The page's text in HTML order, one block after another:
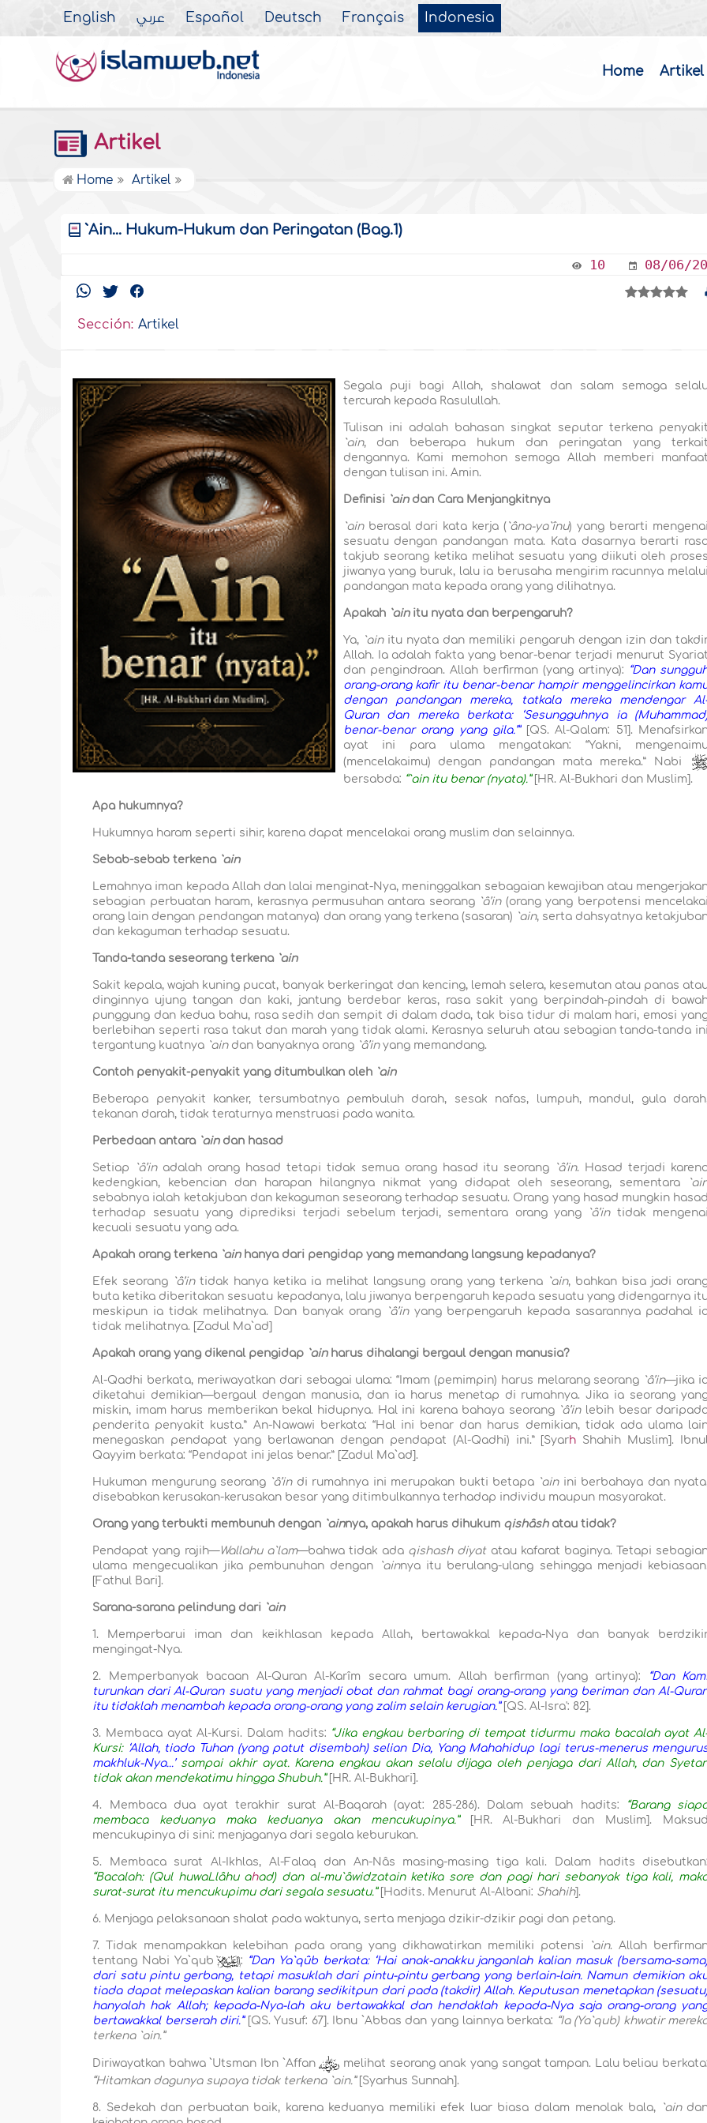
English عربي Español Deutsch Français Indonesia
Home Artikel
Artikel
Home Artikel
`Ain... Hukum-Hukum dan Peringatan (Bag.1)
10 08/06/
Sección: Artikel
Segala puji bagi Allah, shalawat dan salam semoga
tercurah kepada Rasulullah.
Tulisan ini adalah bahasan singkat seputar terkena penyakit
`ain, dan beberapa hukum dan peringatan yang terkait
dengannya. Kami memohon semoga Allah memberi manfaat
dengan tulisan ini. Amin.
Definisi `aindan Cara Menjangkitnya
`ain berasal dari kata kerja ( `âna-ya`înu) yang berarti mengenai
sesuatu dengan pandangan mata. Kata dasarnya berarti
takjub seorang ketika melihat sesuatu yang diikuti oleh proses
jiwanya yang buruk, lalu ia berusaha mengirim racunnya melalui
pandangan mata kepada orang yang dilihatnya.
Apakah `ainitu nyata dan berpengaruh?
Ya, `ainitu nyata dan memiliki pengaruh dengan izin dan
Allah. Ia adalah fakta yang benar-benar terjadi menurut Syariat
dan pengindraan. Allah berfirman (yang artinya): “Dan
orang-orang kafir itu benar-benar hampir menggelincirkan
dengan pandangan mereka, tatkala mereka mendengar
Quran dan mereka berkata: ‘Sesungguhnya ia
benar-benar orang yang gila.’”
[QS. Al-Qalam: 51].
ayat ini para ulama mengatakan: “Yakni,
(mencelakaimu) dengan pandangan mata mereka.” Nabi
bersabda: “`ain itu benar (nyata).”[HR. Al-Bukhari dan Muslim].
Apa hukumnya?
Hukumnya haram seperti sihir, karena dapat mencelakai orang muslim dan selainnya.
Sebab-sebab terkena `ain
Lemahnya iman kepada Allah dan lalai menginat-Nya, meninggalkan sebagaian kewajiban atau
sebagian perbuatan haram, kerasnya permusuhan antara seorang `â’in(orang yang berpotensi mencelakai
orang lain dengan pendangan matanya) dan orang yang terkena (sasaran) `ain, serta dahsyatnya
dan kekaguman terhadap sesuatu.
Tanda-tanda seseorang terkena `ain
Sakit kepala, wajah kuning pucat, banyak berkeringat dan kencing, lemah selera, kesemutan atau panas
dinginnya ujung tangan dan kaki, jantung berdebar keras, rasa sakit yang berpindah-pindah di
punggung dan kedua bahu, rasa sedih dan sempit di dalam dada, tak bisa tidur di malam hari, emosi
berlebihan seperti rasa takut dan marah yang tidak alami. Kerasnya seluruh atau sebagian tanda-tanda ini
tergantung kuatnya `aindan banyaknya orang `â’inyang memandang.
Contoh penyakit-penyakit yang ditumbulkan oleh `ain
Beberapa penyakit kanker, tersumbatnya pembuluh darah, sesak nafas, lumpuh, mandul, gula
tekanan darah, tidak teraturnya menstruasi pada wanita.
Perbedaan antara `aindan hasad
Setiap `â’inadalah orang hasad tetapi tidak semua orang hasad itu seorang `â’in. Hasad terjadi
kedengkian, kebencian dan harapan hilangnya nikmat yang didapat oleh seseorang, sementara
sebabnya ialah ketakjuban dan kekaguman seseorang terhadap sesuatu. Orang yang hasad mungkin hasad
terhadap sesuatu yang diprediksi terjadi sebelum terjadi, sementara orang yang
`â’intidak mengenai
kecuali sesuatu yang ada.
Apakah orang terkena `ainhanya dari pengidap yang memandang langsung kepadanya?
Efek seorang `â’intidak hanya ketika ia melihat langsung orang yang terkena `ain, bahkan bisa jadi
buta ketika diberitakan sesuatu kepadanya, lalu jiwanya berpengaruh kepada sesuatu yang didengarnya
meskipun ia tidak melihatnya. Dan banyak orang
`â’inyang berpengaruh kepada sasarannya padahal
tidak melihatnya. [Zadul Ma`ad]
Apakah orang yang dikenal pengidap `ainharus dihalangi bergaul dengan manusia?
Al-Qadhi berkata, meriwayatkan dari sebagai ulama: “Imam (pemimpin) harus melarang seorang `â’in—jika
diketahui demikian—bergaul dengan manusia, dan ia harus menetap di rumahnya. Jika ia seorang
miskin, imam harus memberikan bekal hidupnya. Hal ini karena bahaya seorang `â’inlebih besar
penderita penyakit kusta.” An-Nawawi berkata: “Hal ini benar dan harus demikian, tidak ada ulama
menegaskan pendapat yang berlawanan dengan pendapat (Al-Qadhi) ini.” [Syarh Shahih Muslim].
Qayyim berkata: “Pendapat ini jelas benar.” [Zadul Ma`ad].
Hukuman mengurung seorang `â’indi rumahnya ini merupakan bukti betapa `ainini berbahaya dan
disebabkan kerusakan-kerusakan besar yang ditimbulkannya terhadap individu maupun masyarakat.
Orang yang terbukti membunuh dengan `ainnya, apakah harus dihukum qishâshatau tidak?
Pendapat yang rajih—Wallahu a`lam—bahwa tidak ada qishash diyatatau kafarat baginya. Tetapi
ulama mengecualikan jika pembunuhan dengan
`ainnya itu berulang-ulang sehingga menjadi kebiasaan.
[Fathul Bari ].
Sarana-sarana pelindung dari `ain
1. Memperbarui iman dan keikhlasan kepada Allah, bertawakkal kepada-Nya dan banyak
mengingat-Nya.
2. Memperbanyak bacaan Al-Quran Al-Karîm secara umum. Allah berfirman (yang artinya):
“Dan
turunkan dari Al-Quran suatu yang menjadi obat dan rahmat bagi orang-orang yang beriman dan Al-
itu tidaklah menambah kepada orang-orang yang zalim selain kerugian.” [QS. Al-Isra': 82].
3. Membaca ayat Al-Kursi. Dalam hadits: “Jika engkau berbaring di tempat tidurmu maka bacalah ayat
Kursi: ‘Allah, tiada Tuhan (yang patut disembah) selian Dia, Yang Mahahidup lagi terus-menerus
makhluk-Nya...’sampai akhir ayat. Karena engkau akan selalu dijaga oleh penjaga dari Allah, dan
tidak akan mendekatimu hingga Shubuh.”[HR. Al-Bukhari].
4. Membaca dua ayat terakhir surat Al-Baqarah (ayat: 285-286). Dalam sebuah hadits:
“Barang
membaca keduanya maka keduanya akan mencukupinya.”[HR. Al-Bukhari dan Muslim]. Maksud
mencukupinya di sini: menjaganya dari segala keburukan.
5. Membaca surat Al-Ikhlas, Al-Falaq dan An-Nâs masing-masing tiga kali. Dalam hadits disebutkan:
“Bacalah: (Qul huwaLlâhu ahad) dan al-mu`âwidzatain ketika sore dan pagi hari sebanyak tiga kali,
surat-surat itu mencukupimu dari segala sesuatu.”[Hadits. Menurut Al-Albani: Shahih].
6. Menjaga pelaksanaan shalat pada waktunya, serta menjaga dzikir-dzikir pagi dan petang.
7. Tidak menampakkan kelebihan pada orang yang dikhawatirkan memiliki potensi `ain. Allah
tentang Nabi Ya`qub ` : “Dan Ya`qûb berkata: ‘Hai anak-anakku janganlah kalian masuk (bersama-
dari satu pintu gerbang, tetapi masuklah dari pintu-pintu gerbang yang berlain-lain. Namun demikian
tiada dapat melepaskan kalian barang sedikitpun dari pada (takdir) Allah. Keputusan menetapkan
hanyalah hak Allah; kepada-Nya-lah aku bertawakkal dan hendaklah kepada-Nya saja orang-orang
bertawakkal berserah diri.”[QS. Yusuf: 67]. Ibnu `Abbas dan yang lainnya berkata: “Ia (Ya`qub) khwatir
terkena `ain.”
Diriwayatkan bahwa `Utsman Ibn `Affan
melihat seorang anak yang sangat tampan. Lalu beliau berkata:
“Hitamkan dagunya supaya tidak terkena `ain.”[Syarhus Sunnah].
8. Sedekah dan perbuatan baik, karena keduanya memiliki efek luar biasa dalam menolak bala, `ain